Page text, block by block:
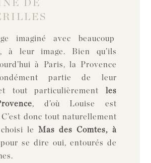
DE
imaginé avec beaucoup
à leur image. Bien qu’ils
à Paris, la Provence
partie de leur
tout particulièrement les
, d’où Louise est
donc tout naturellement
choisi leMas des Comtes, à
se dire oui, entourés de